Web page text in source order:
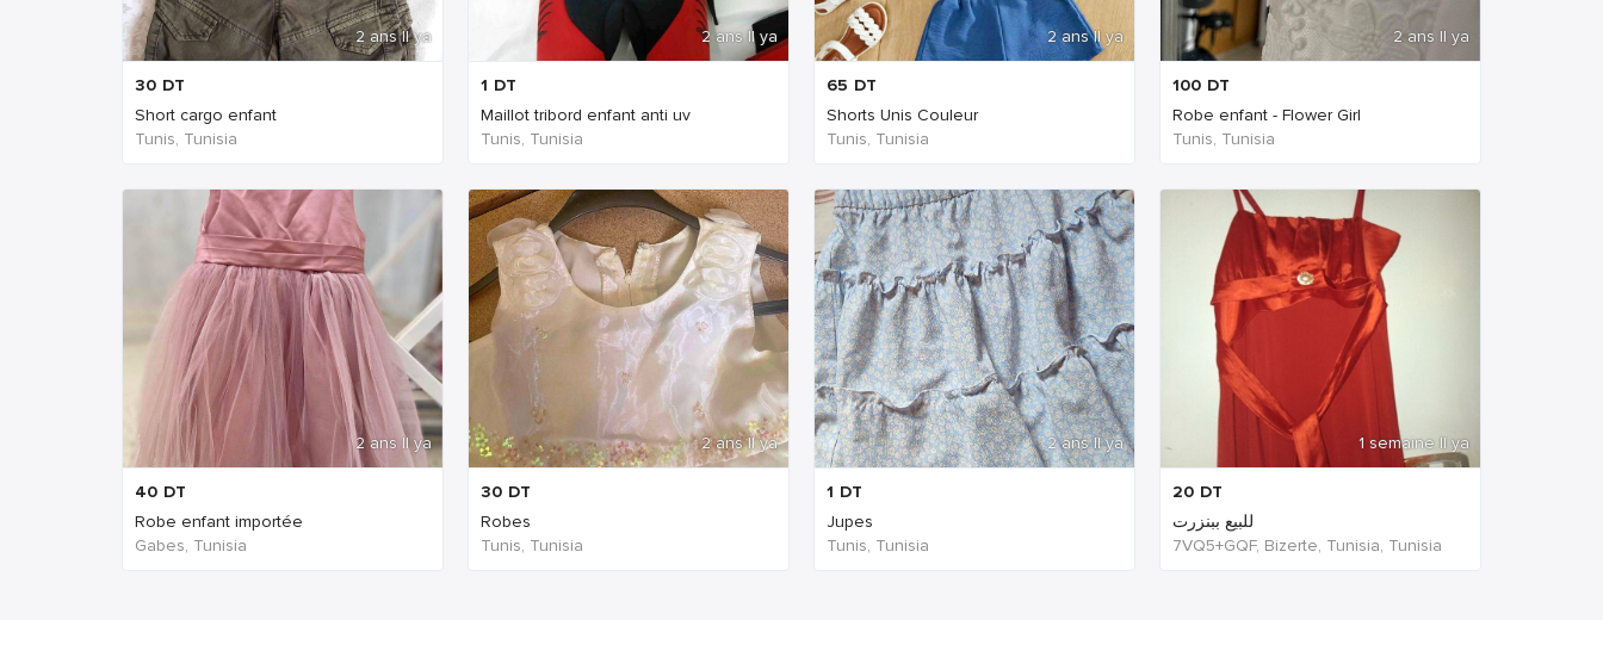
2 ans Il ya
30 DT
Short cargo enfant
Tunis, Tunisia
2 ans Il ya
1 DT
Maillot tribord enfant anti uv
Tunis, Tunisia
2 ans Il ya
65 DT
Shorts Unis Couleur
Tunis, Tunisia
2 ans Il ya
100 DT
Robe enfant - Flower Girl
Tunis, Tunisia
2 ans Il ya
40 DT
Robe enfant importée
Gabes, Tunisia
2 ans Il ya
30 DT
Robes
Tunis, Tunisia
2 ans Il ya
1 DT
Jupes
Tunis, Tunisia
1 semaine Il ya
20 DT
للبيع ببنزرت
7VQ5+GQF, Bizerte, Tunisia, Tunisia